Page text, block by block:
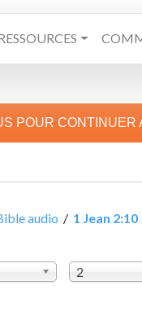
POUR CONTINUER
audio / 1 Jean 2:10
2